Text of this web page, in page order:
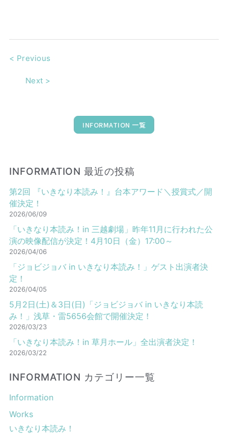
月９日（金）～10月2日（日）シアタートラ｛｝【】
< Previous
Next >
INFORMATION 一覧
INFORMATION 最近の投稿
第2回 『いきなり本読み！』台本アワード＼授賞式／開
催決定！
2026/06/09
「いきなり本読み！in 三越劇場」昨年11月に行われた公
演の映像配信が決定！4月10日（金）17:00～
2026/04/06
「ジョビジョバ in いきなり本読み！」ゲスト出演者決
定！
2026/04/05
5月2日(土)＆3日(日)「ジョビジョバ in いきなり本読
み！」浅草・雷5656会館で開催決定！
2026/03/23
「いきなり本読み！in 草月ホール」全出演者決定！
2026/03/22
INFORMATION カテゴリー一覧
Information
Works
いきなり本読み！